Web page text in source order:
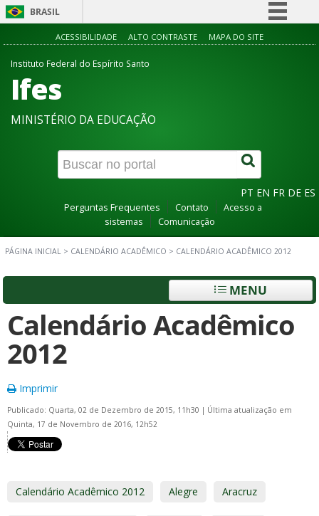
BRASIL
Simplifique!
Canais
ACESSIBILIDADE ALTO CONTRASTE MAPA DO SITE
Instituto Federal do Espírito Santo
Ifes
MINISTÉRIO DA EDUCAÇÃO
PT EN FR DE ES
Perguntas Frequentes Contato
Acesso a
sistemas
Comunicação
PÁGINA INICIAL > CALENDÁRIO ACADÊMICO > CALENDÁRIO ACADÊMICO 2012
MENU
Calendário Acadêmico
2012
Imprimir
Publicado: Quarta, 02 de Dezembro de 2015, 11h30 | Última atualização em
Quinta, 17 de Novembro de 2016, 12h52
Calendário Acadêmico 2012 Alegre Aracruz